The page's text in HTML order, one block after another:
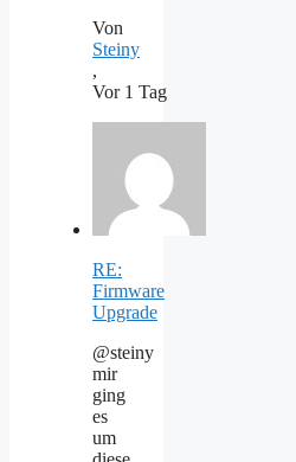
Von
Steiny
,
Vor 1 Tag
RE:
Firmware
Upgrade
@steiny
mir
ging
es
um